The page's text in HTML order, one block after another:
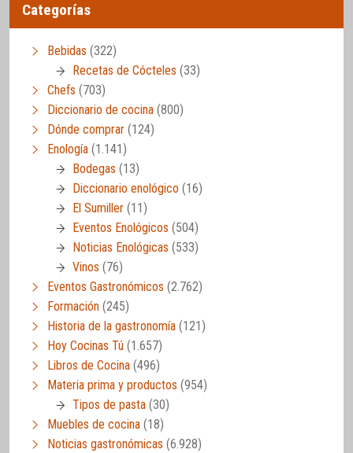
Categorías
Bebidas (322)
Recetas de Cócteles (33)
Chefs (703)
Diccionario de cocina (800)
Dónde comprar (124)
Enología (1.141)
Bodegas (13)
Diccionario enológico (16)
El Sumiller (11)
Eventos Enológicos (504)
Noticias Enológicas (533)
Vinos (76)
Eventos Gastronómicos (2.762)
Formación (245)
Historia de la gastronomía (121)
Hoy Cocinas Tú (1.657)
Libros de Cocina (496)
Materia prima y productos (954)
Tipos de pasta (30)
Muebles de cocina (18)
Noticias gastronómicas (6.928)